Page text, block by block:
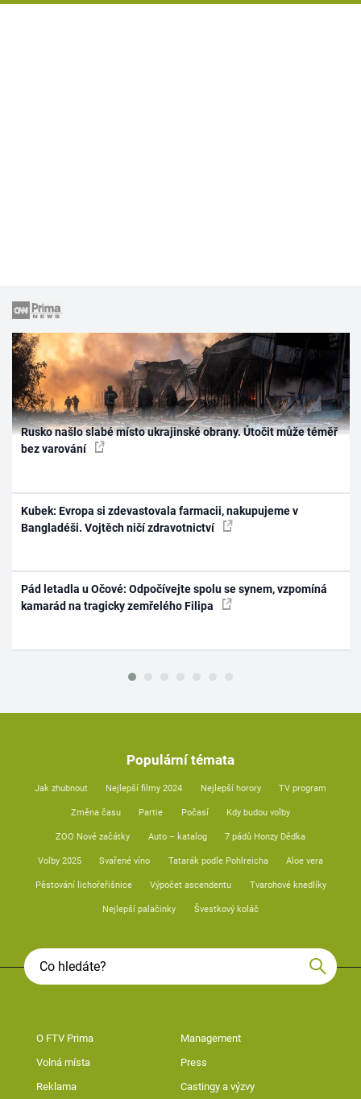
Rusko našlo slabé místo ukrajinské obrany. Útočit může téměř
bez varování
Kubek: Evropa si zdevastovala farmacii, nakupujeme v
Bangladéši. Vojtěch ničí zdravotnictví
Pád letadla u Očové: Odpočívejte spolu se synem, vzpomíná
kamarád na tragicky zemřelého Filipa
Populární témata
Jak zhubnout Nejlepší filmy 2024 Nejlepší horory TV program
Změna času Partie Počasí Kdy budou volby
ZOO Nové začátky Auto – katalog 7 pádů Honzy Dědka
Volby 2025 Svařené víno Tatarák podle Pohlreicha Aloe vera
Pěstování lichořeřišnice Výpočet ascendentu Tvarohové knedlíky
Nejlepší palačinky Švestkový koláč
O FTV Prima Management
Volná místa Press
Reklama Castingy a výzvy